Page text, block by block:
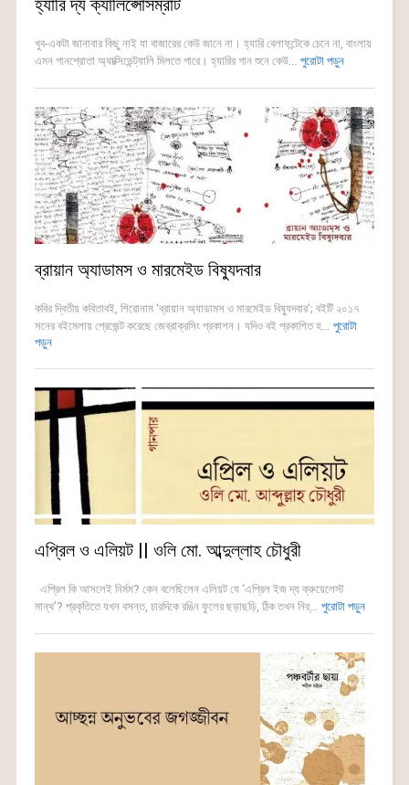
হ্যারি দ্য ক্যালিপ্সোসম্রাট
খুব-একটা জানাবার কিছু নাই যা বাজারের কেউ জানে না। হ্যারি বেলাফন্টেকে চেনে না, বাংলায়
এমন গানশ্রোতা অ্যাক্সিডেন্ট্যালি মিলতে পারে। হ্যারির গান শুনে কেউ... পুরোটা পড়ুন
ব্রায়ান অ্যাডামস ও মারমেইড বিষ্যুদবার
কবির দ্বিতীয় কবিতাবই, শিরোনাম ‘ব্রায়ান অ্যাডামস ও মারমেইড বিষ্যুদবার’; বইটি ২০১৭
সনের বইমেলায় প্রেজেন্ট করেছে জেব্রাক্রসিং প্রকাশন। যদিও বই প্রকাশিত হ... পুরোটা
পড়ুন
এপ্রিল ও এলিয়ট || ওলি মো. আব্দুল্লাহ চৌধুরী
এপ্রিল কি আসলেই নির্মম? কেন বলেছিলেন এলিয়ট যে ‘এপ্রিল ইজ দ্য ক্রুয়েলেস্ট
মান্থ’? প্রকৃতিতে যখন বসন্ত, চারদিকে রঙিন ফুলের ছড়াছড়ি, ঠিক তখন নির্... পুরোটা পড়ুন